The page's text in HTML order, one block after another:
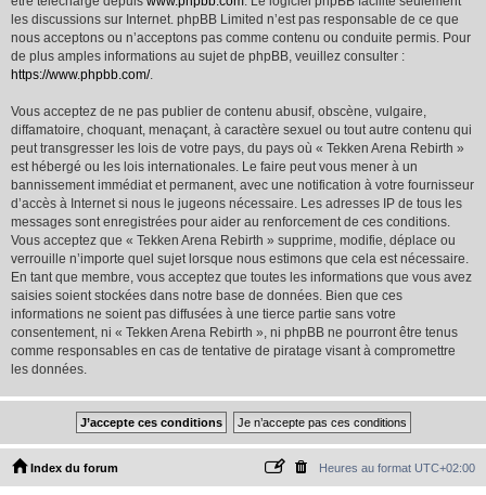
les discussions sur Internet. phpBB Limited n’est pas responsable de ce que
nous acceptons ou n’acceptons pas comme contenu ou conduite permis. Pour
de plus amples informations au sujet de phpBB, veuillez consulter :
https://www.phpbb.com/.
Vous acceptez de ne pas publier de contenu abusif, obscène, vulgaire,
diffamatoire, choquant, menaçant, à caractère sexuel ou tout autre contenu qui
peut transgresser les lois de votre pays, du pays où « Tekken Arena Rebirth »
est hébergé ou les lois internationales. Le faire peut vous mener à un
bannissement immédiat et permanent, avec une notification à votre fournisseur
d’accès à Internet si nous le jugeons nécessaire. Les adresses IP de tous les
messages sont enregistrées pour aider au renforcement de ces conditions.
Vous acceptez que « Tekken Arena Rebirth » supprime, modifie, déplace ou
verrouille n’importe quel sujet lorsque nous estimons que cela est nécessaire.
En tant que membre, vous acceptez que toutes les informations que vous avez
saisies soient stockées dans notre base de données. Bien que ces
informations ne soient pas diffusées à une tierce partie sans votre
consentement, ni « Tekken Arena Rebirth », ni phpBB ne pourront être tenus
comme responsables en cas de tentative de piratage visant à compromettre
les données.
Index du forum Heures au format UTC+02:00